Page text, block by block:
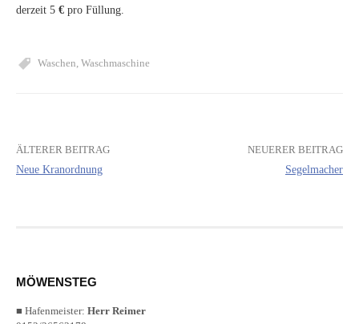
derzeit 5 € pro Füllung.
Waschen, Waschmaschine
Beitrags-
ÄLTERER BEITRAG
Neue Kranordnung
NEUERER BEITRAG
Segelmacher
MÖWENSTEG
■ Hafenmeister: Herr Reimer